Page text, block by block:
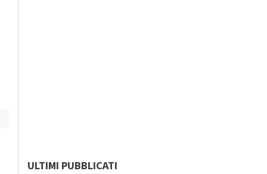
ULTIMI PUBBLICATI